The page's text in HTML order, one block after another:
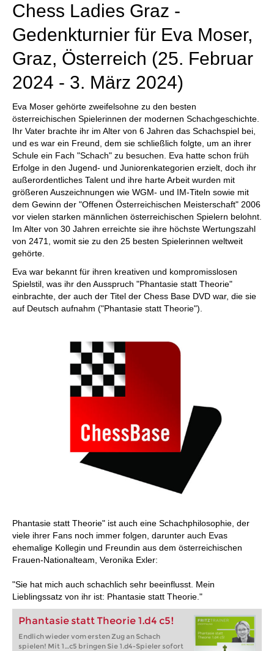
Chess Ladies Graz -
Gedenkturnier für Eva Moser,
Graz, Österreich (25. Februar
2024 - 3. März 2024)
Eva Moser gehörte zweifelsohne zu den besten
österreichischen Spielerinnen der modernen Schachgeschichte.
Ihr Vater brachte ihr im Alter von 6 Jahren das Schachspiel bei,
und es war ein Freund, dem sie schließlich folgte, um an ihrer
Schule ein Fach "Schach" zu besuchen. Eva hatte schon früh
Erfolge in den Jugend- und Juniorenkategorien erzielt, doch ihr
außerordentliches Talent und ihre harte Arbeit wurden mit
größeren Auszeichnungen wie WGM- und IM-Titeln sowie mit
dem Gewinn der "Offenen Österreichischen Meisterschaft" 2006
vor vielen starken männlichen österreichischen Spielern belohnt.
Im Alter von 30 Jahren erreichte sie ihre höchste Wertungszahl
von 2471, womit sie zu den 25 besten Spielerinnen weltweit
gehörte.
Eva war bekannt für ihren kreativen und kompromisslosen
Spielstil, was ihr den Ausspruch "Phantasie statt Theorie"
einbrachte, der auch der Titel der Chess Base DVD war, die sie
auf Deutsch aufnahm ("Phantasie statt Theorie").
Phantasie statt Theorie" ist auch eine Schachphilosophie, der
viele ihrer Fans noch immer folgen, darunter auch Evas
ehemalige Kollegin und Freundin aus dem österreichischen
Frauen-Nationalteam, Veronika Exler:
"Sie hat mich auch schachlich sehr beeinflusst. Mein
Lieblingssatz von ihr ist: Phantasie statt Theorie."
Phantasie statt Theorie 1.d4 c5!
Endlich wieder vom ersten Zug an Schach
spielen! Mit 1…c5 bringen Sie 1.d4-Spieler sofort